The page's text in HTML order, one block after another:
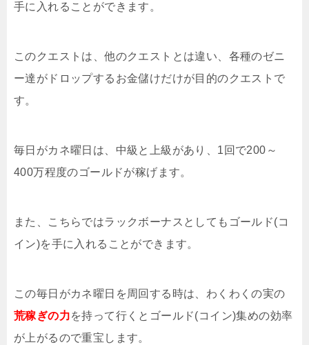
手に入れることができます。
このクエストは、他のクエストとは違い、各種のゼニ
ー達がドロップするお金儲けだけが目的のクエストで
す。
毎日がカネ曜日は、中級と上級があり、1回で200～
400万程度のゴールドが稼げます。
また、こちらではラックボーナスとしてもゴールド(コ
イン)を手に入れることができます。
この毎日がカネ曜日を周回する時は、わくわくの実の
荒稼ぎの力を持って行くとゴールド(コイン)集めの効率
が上がるので重宝します。